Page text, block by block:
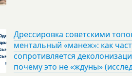
Дрессировка советскими
ментальный «манеж»: как
сопротивляется
почему это не «ждуны»